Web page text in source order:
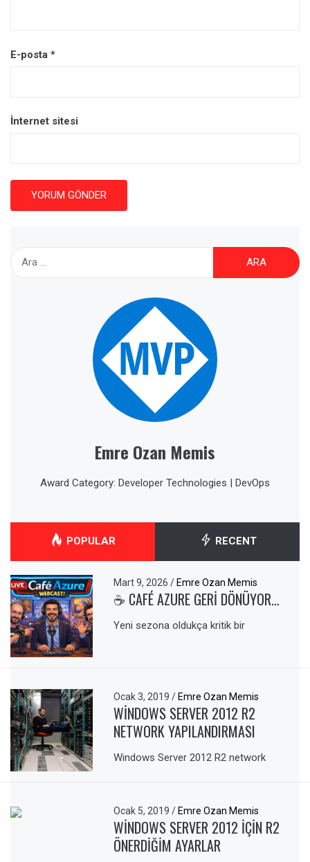
E-posta *
İnternet sitesi
Arama:
Emre Ozan Memis
Award Category: Developer Technologies | DevOps
POPULAR RECENT
Mart 9, 2026/ Emre Ozan Memis
☕ CAFÉ AZURE GERI DÖNÜYOR…
Yeni sezona oldukça kritik bir
Ocak 3, 2019/ Emre Ozan Memis
WINDOWS SERVER 2012 R2
NETWORK YAPILANDIRMASI
Windows Server 2012 R2 network
Ocak 5, 2019/ Emre Ozan Memis
WINDOWS SERVER 2012 IÇIN R2
ÖNERDIĞIM AYARLAR